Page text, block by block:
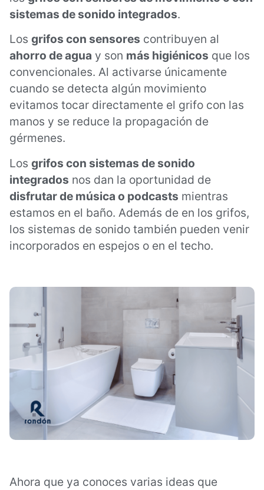
sistemas de sonido integrados.
Los grifos con sensores contribuyen al
ahorro de agua y son más higiénicos que los
convencionales. Al activarse únicamente
cuando se detecta algún movimiento
evitamos tocar directamente el grifo con las
manos y se reduce la propagación de
gérmenes.
Los grifos con sistemas de sonido
integrados nos dan la oportunidad de
disfrutar de música o podcasts mientras
estamos en el baño. Además de en los grifos,
los sistemas de sonido también pueden venir
incorporados en espejos o en el techo.
Ahora que ya conoces varias ideas que